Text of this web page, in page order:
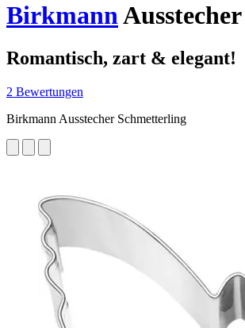
Birkmann
Romantisch, zart & elegant!
2 Bewertungen
Birkmann Ausstecher Schmetterling